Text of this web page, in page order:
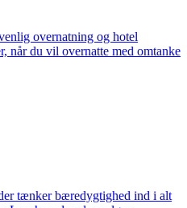
overnatning og hotel
når du vil overnatte med omtanke
tænker bæredygtighed ind i alt